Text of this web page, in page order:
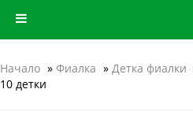
Начало » Фиалка » Детка фиалки
10 детки